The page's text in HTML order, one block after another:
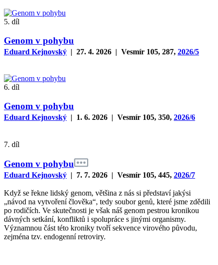
5. díl
Genom v pohybu
Eduard Kejnovský | 27. 4. 2026 | Vesmír 105, 287, 2026/5
6. díl
Genom v pohybu
Eduard Kejnovský | 1. 6. 2026 | Vesmír 105, 350, 2026/6
7. díl
Genom v pohybu
Eduard Kejnovský | 7. 7. 2026 | Vesmír 105, 445, 2026/7
Když se řekne lidský genom, většina z nás si představí jakýsi
„návod na vytvoření člověka“, tedy soubor genů, které jsme zdědili
po rodičích. Ve skutečnosti je však náš genom pestrou kronikou
dávných setkání, konfliktů i spolupráce s jinými organismy.
Významnou část této kroniky tvoří sekvence virového původu,
zejména tzv. endogenní retroviry.